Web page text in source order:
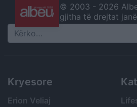
© 2003 - 2026
gjitha të drejtat
Search
Kryesore
Erion Veliaj